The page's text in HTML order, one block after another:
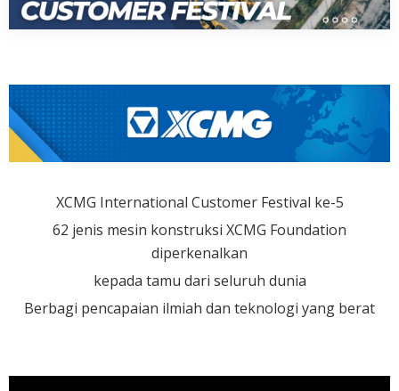
XCMG International Customer Festival ke-5
62 jenis mesin konstruksi XCMG Foundation
diperkenalkan
kepada tamu dari seluruh dunia
Berbagi pencapaian ilmiah dan teknologi yang berat